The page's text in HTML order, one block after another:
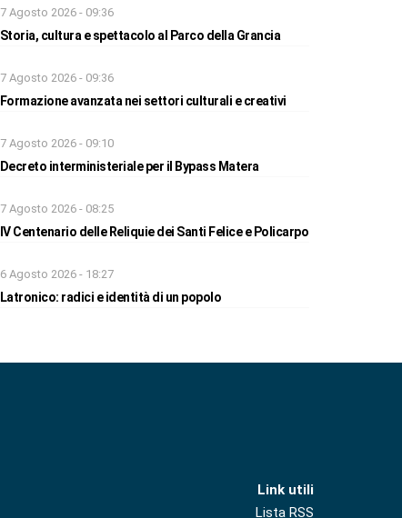
7 Agosto 2026 - 09:36
Storia, cultura e spettacolo al Parco della Grancia
7 Agosto 2026 - 09:36
Formazione avanzata nei settori culturali e creativi
7 Agosto 2026 - 09:10
Decreto interministeriale per il Bypass Matera
7 Agosto 2026 - 08:25
IV Centenario delle Reliquie dei Santi Felice e Policarpo
6 Agosto 2026 - 18:27
Latronico: radici e identità di un popolo
Link utili
Lista RSS